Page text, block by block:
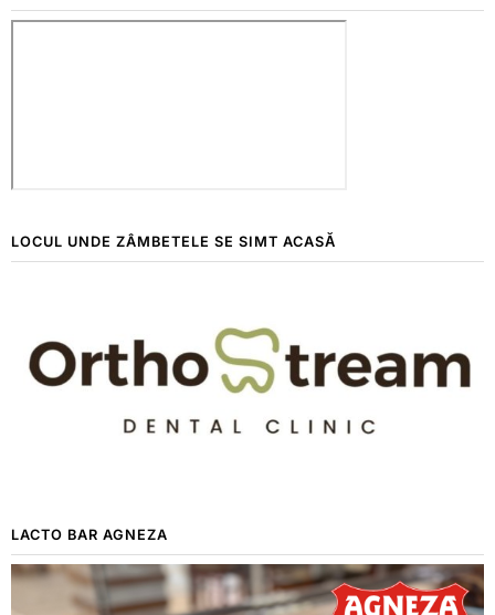
LOCUL UNDE ZÂMBETELE SE SIMT ACASĂ
LACTO BAR AGNEZA